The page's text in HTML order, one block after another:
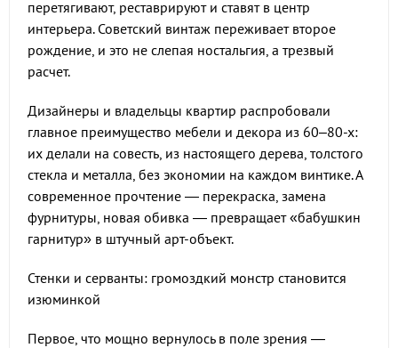
перетягивают, реставрируют и ставят в центр
интерьера. Советский винтаж переживает второе
рождение, и это не слепая ностальгия, а трезвый
расчет.
Дизайнеры и владельцы квартир распробовали
главное преимущество мебели и декора из 60–80-х:
их делали на совесть, из настоящего дерева, толстого
стекла и металла, без экономии на каждом винтике. А
современное прочтение — перекраска, замена
фурнитуры, новая обивка — превращает «бабушкин
гарнитур» в штучный арт-объект.
Стенки и серванты: громоздкий монстр становится
изюминкой
Первое, что мощно вернулось в поле зрения —